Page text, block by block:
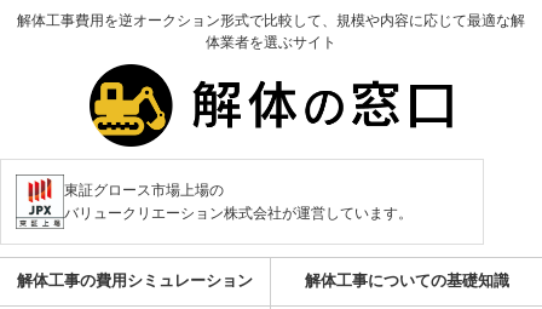
解体工事費用を逆オークション形式で比較して、規模や内容に応じて最適な解
体業者を選ぶサイト
東証グロース市場上場の
バリュークリエーション株式会社が運営しています。
解体工事の費用シミュレーション 解体工事についての基礎知識